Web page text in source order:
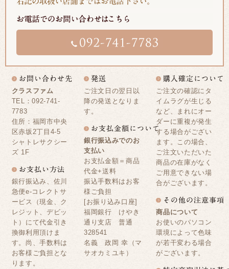
クラスファム
TEL：092-741-
7783
住所：福岡市中央
区赤坂2丁目4-5
シャトレサクシー
ズ 1F
銀行振込み、佐川
急便e-コレクトサ
ービス（現金、ク
レジット、デビッ
ト）にて代金引き
換御利用頂けま
す。尚、手数料は
お客様ご負担とな
ります。
ご注文日の翌日以
降の発送となりま
す。
銀行振込みでのお
支払い
お支払金額＝商品
代金+送料
振込手数料はお客
様ご負担
[お振り込み口座]
福岡銀行 けやき
通り支店 普通
328541
名義 政岡 幸（マ
サオカミユキ）
ご注文の確認にタ
イムラグが生じる
など、まれにオー
ダーに重複が発生
する場合がござい
ます。この場合、
ご注文いただいた
商品の在庫がなく
ご用意できない場
合がございます。
商品について
お使いのパソコン
環境によって色味
が若干変わる場合
がございます。